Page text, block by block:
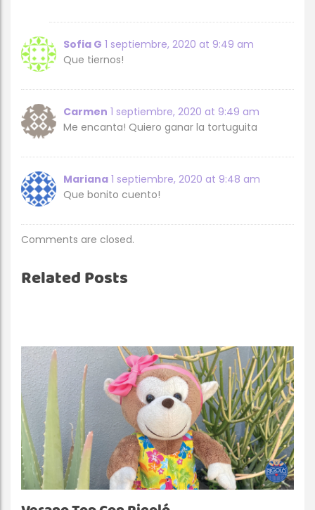
Sofia G 1 septiembre, 2020 at 9:49 am
Que tiernos!
Carmen 1 septiembre, 2020 at 9:49 am
Me encanta! Quiero ganar la tortuguita
Mariana 1 septiembre, 2020 at 9:48 am
Que bonito cuento!
Comments are closed.
Related Posts